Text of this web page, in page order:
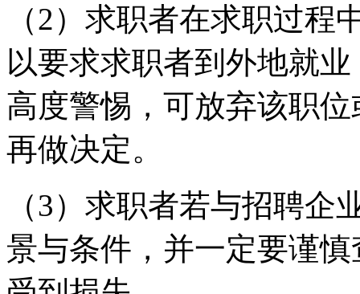
（2）求职者在求职过
以要求求职者到外地就
高度警惕，可放弃该职
再做决定。
（3）求职者若与招聘
景与条件，并一定要谨